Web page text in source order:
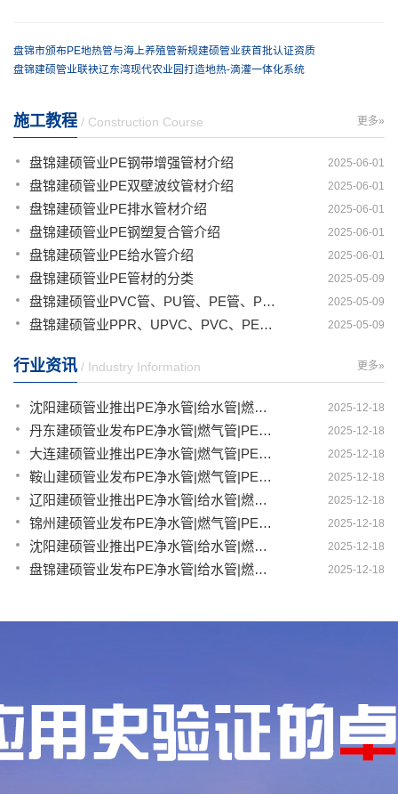
盘锦市颁布PE地热管与海上养殖管新规建硕管业获首批认证资质
盘锦建硕管业联袂辽东湾现代农业园打造地热-滴灌一体化系统
更多»
施工教程 / Construction Course
2025-06-01
盘锦建硕管业PE钢带增强管材介绍
2025-06-01
盘锦建硕管业PE双壁波纹管材介绍
2025-06-01
盘锦建硕管业PE排水管材介绍
2025-06-01
盘锦建硕管业PE钢塑复合管介绍
2025-06-01
盘锦建硕管业PE给水管介绍
2025-05-09
盘锦建硕管业PE管材的分类
2025-05-09
盘锦建硕管业PVC管、PU管、PE管、PP管有那些区别
2025-05-09
盘锦建硕管业PPR、UPVC、PVC、PERT、PE、HDPE塑料管材详解
更多»
行业资讯 / Industry Information
2025-12-18
沈阳建硕管业推出PE净水管|给水管|燃气管|PERT供热管|电力护套管一体化智造解决方案
2025-12-18
丹东建硕管业发布PE净水管|燃气管|PERT供热管|电力护套管|农田灌溉管智能生产新范式
2025-12-18
大连建硕管业推出PE净水管|燃气管|PERT供热管|电力护套管|农田灌溉管融合智造新生态
2025-12-18
鞍山建硕管业发布PE净水管|燃气管|PERT供热管|电力护套管|农田灌溉管全链路应用新方案
2025-12-18
辽阳建硕管业推出PE净水管|给水管|燃气管|PERT供热管|电力护套管多维融合智造平台
2025-12-18
锦州建硕管业发布PE净水管|燃气管|PERT供热管|电力护套管|农田灌溉管智慧应用生态体系
2025-12-18
沈阳建硕管业推出PE净水管|给水管|燃气管|PERT供热管|电力护套管一体化智造方案
2025-12-18
盘锦建硕管业发布PE净水管|给水管|燃气管|PERT供热管|电力护套管智慧生产新范式